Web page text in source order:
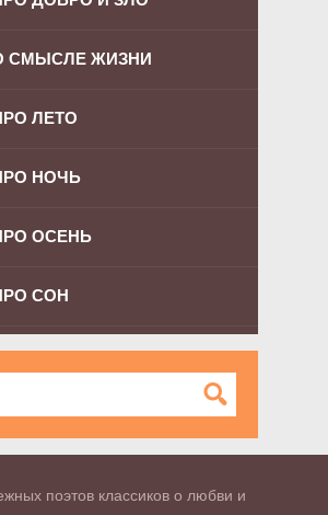
СМЫСЛЕ ЖИЗНИ
ЛЕТО
НОЧЬ
ОСЕНЬ
СОН
поэтов классиков о любви и